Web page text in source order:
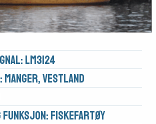
LM3124
Manger, Vestland
funksjon: Fiskefartøy